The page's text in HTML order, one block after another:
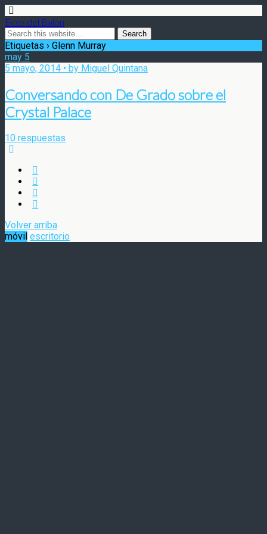
Ecos del Balón
Etiquetas › Glenn Murray
may 5
5 mayo, 2014 • by Miguel Quintana
Conversando con De Grado sobre el
Crystal Palace
10 respuestas
Volver arriba
móvil escritorio